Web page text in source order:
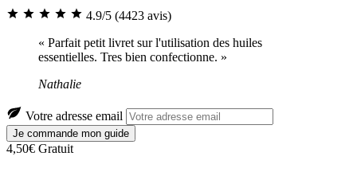
4.9/5 (4423 avis)
« Parfait petit livret sur l'utilisation des huiles
essentielles. Tres bien confectionne. »
Nathalie
Votre adresse email
Je commande mon guide
4,50€ Gratuit